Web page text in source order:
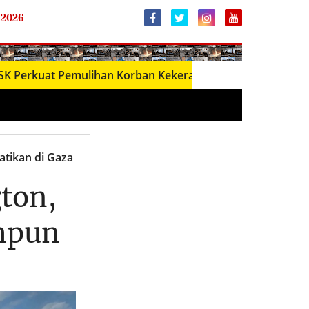
Pemulihan Korban Kekerasan Seksual melalui Dana
di Gaza